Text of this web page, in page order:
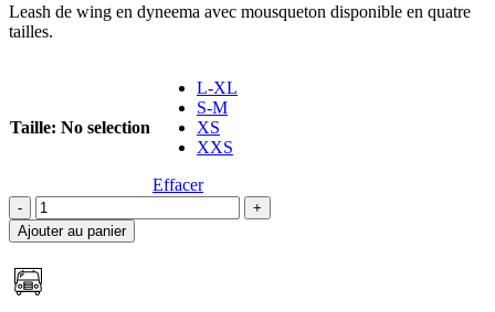
prix :
Leash de wing en dyneema avec mousqueton disponible en quatre
tailles.
Taille: No selection
L-XL
S-M
XS
XXS
Effacer
quantité
de
LEASH
WING
DYNEEMA
Ajouter au panier